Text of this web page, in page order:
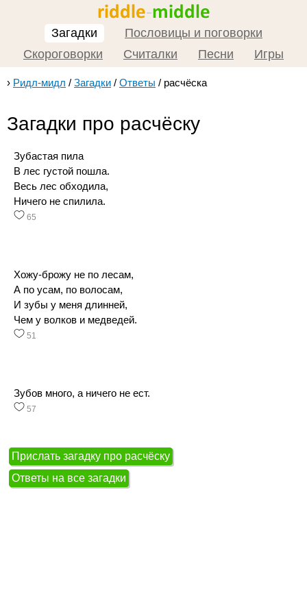
Загадки
Пословицы и поговорки
Скороговорки
Считалки Песни Игры
› Ридл-мидл / Загадки / Ответы / расчёска
Загадки про расчёску
Зубастая пила
В лес густой пошла.
Весь лес обходила,
Ничего не спилила.
65
Хожу-брожу не по лесам,
А по усам, по волосам,
И зубы у меня длинней,
Чем у волков и медведей.
51
Зубов много, а ничего не ест.
57
Прислать загадку про расчёску
Ответы на все загадки